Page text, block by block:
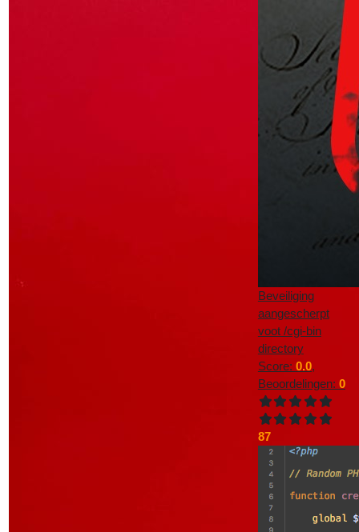
Beveiliging
aangescherpt
voot /cgi-bin
directory
Score: 0.0,
Beoordelingen: 0
87